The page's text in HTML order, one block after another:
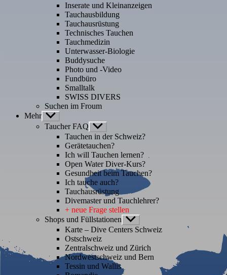
Inserate und Kleinanzeigen
Tauchausbildung
Tauchausrüstung
Technisches Tauchen
Tauchmedizin
Unterwasser-Biologie
Buddysuche
Photo und -Video
Fundbüro
Smalltalk
SWISS DIVERS
Suchen im Froum
Mehr Untermenü
anzeigen
Taucher FAQ Untermenü
anzeigen
Tauchen in der Schweiz?
Gerätetauchen?
Ich will Tauchen lernen?
Open Water Diver-Kurs?
Gesundheit beim Tauchen?
Ich tauche auch?
Tauchausrüstung
Divemaster und Tauchlehrer?
+ neue Frage stellen
Shops und Füllstationen Untermenü
anzeigen
Karte – Dive Centers Schweiz
Ostschweiz
Zentralschweiz und Zürich
Nordwestschweiz und Bern
Tessin und Wallis